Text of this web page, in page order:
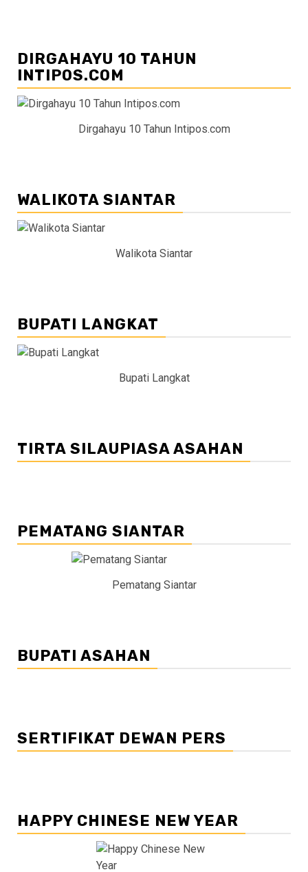
DIRGAHAYU 10 TAHUN
INTIPOS.COM
Dirgahayu 10 Tahun Intipos.com
WALIKOTA SIANTAR
Walikota Siantar
BUPATI LANGKAT
Bupati Langkat
TIRTA SILAUPIASA ASAHAN
PEMATANG SIANTAR
Pematang Siantar
BUPATI ASAHAN
SERTIFIKAT DEWAN PERS
HAPPY CHINESE NEW YEAR